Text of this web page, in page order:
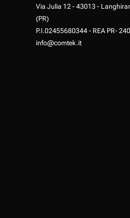
Via Julia 12 - 43013 -
(PR)
P.I.02455680344 - REA PR-
info@comtek.it